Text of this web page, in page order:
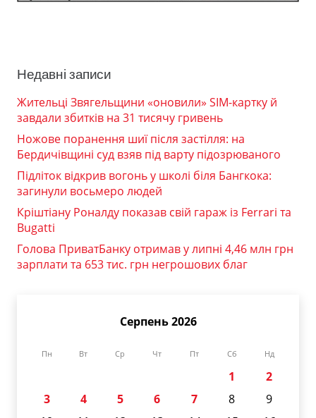
Недавні записи
Жительці Звягельщини «оновили» SIM-картку й
завдали збитків на 31 тисячу гривень
Ножове поранення шиї після застілля: на
Бердичівщині суд взяв під варту підозрюваного
Підліток відкрив вогонь у школі біля Бангкока:
загинули восьмеро людей
Кріштіану Роналду показав свій гараж із Ferrari та
Bugatti
Голова ПриватБанку отримав у липні 4,46 млн грн
зарплати та 653 тис. грн негрошових благ
Серпень 2026
Пн Вт Ср Чт Пт Сб Нд
1
2
3
4 5 6 7 8
9